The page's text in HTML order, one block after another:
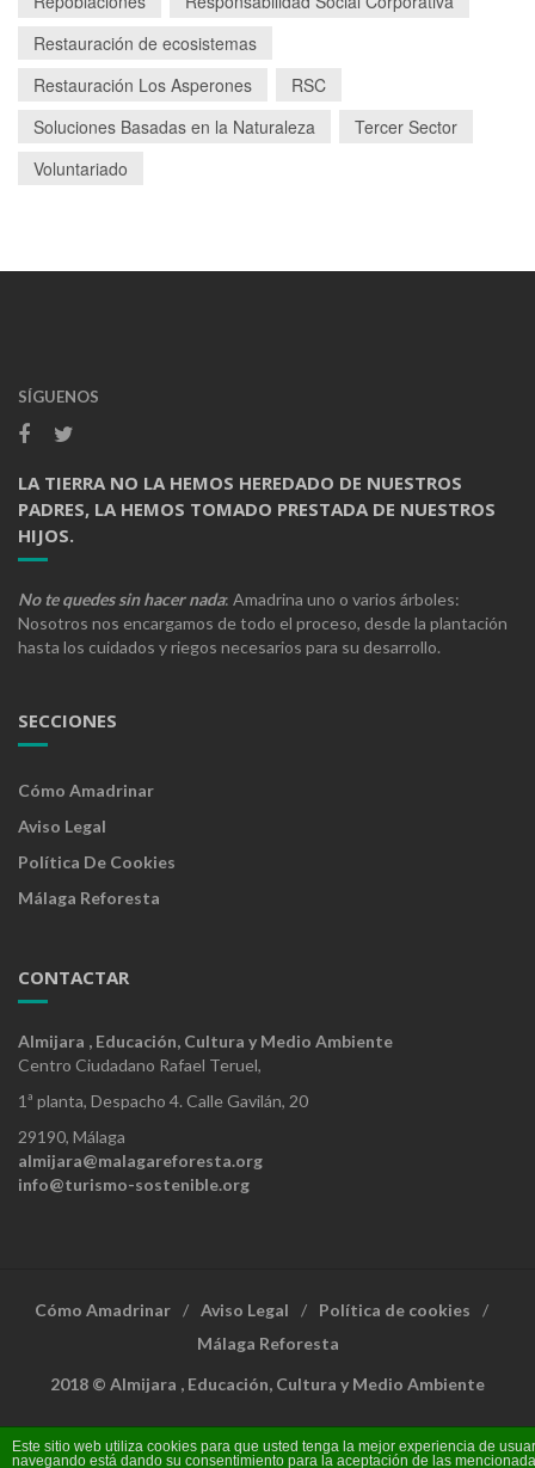
Restauración de ecosistemas
Restauración Los Asperones
RSC
Soluciones Basadas en la Naturaleza
Tercer Sector
Voluntariado
SÍGUENOS
LA TIERRA NO LA HEMOS HEREDADO DE NUESTROS
PADRES, LA HEMOS TOMADO PRESTADA DE NUESTROS
HIJOS.
No te quedes sin hacer nada: Amadrina uno o varios árboles:
Nosotros nos encargamos de todo el proceso, desde la plantación
hasta los cuidados y riegos necesarios para su desarrollo.
SECCIONES
Cómo Amadrinar
Aviso Legal
Política De Cookies
Málaga Reforesta
CONTACTAR
Almijara , Educación, Cultura y Medio Ambiente
Centro Ciudadano Rafael Teruel,
1ª planta, Despacho 4. Calle Gavilán, 20
29190, Málaga
almijara@malagareforesta.org
info@turismo-sostenible.org
Cómo Amadrinar Aviso Legal
Política de cookies
Málaga Reforesta
2018 © Almijara , Educación, Cultura y Medio Ambiente
Este sitio web utiliza cookies para que usted tenga la mejor experiencia de
navegando está dando su consentimiento para la aceptación de las